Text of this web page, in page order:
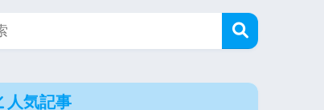
人気記事